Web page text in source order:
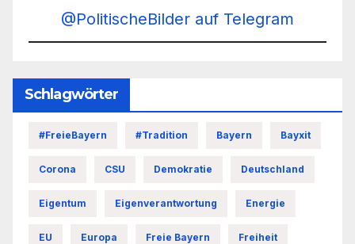
@PolitischeBilder auf Telegram
Schlagwörter
#FreieBayern #Tradition Bayern Bayxit
Corona CSU Demokratie Deutschland
Eigentum Eigenverantwortung Energie
EU Europa Freie Bayern Freiheit